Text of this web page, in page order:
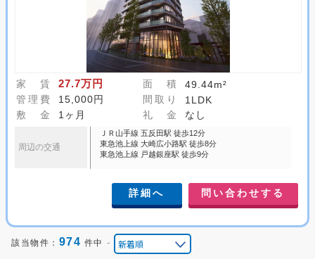
家 賃 27.7万円 面 積
49.44m²
管理費
15,000円 間取り
1LDK
敷 金
1ヶ月 礼 金 なし
周辺の交通
ＪＲ山手線 五反田駅 徒歩12分
東急池上線 大崎広小路駅 徒歩8分
東急池上線 戸越銀座駅 徒歩9分
詳細へ 問い合わせする
該当物件： 974 件中 -